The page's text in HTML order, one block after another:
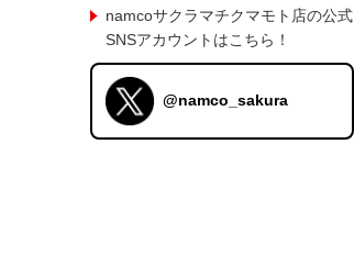
namcoサクラマチクマモト店の公式
SNSアカウントはこちら！
@namco_sakura